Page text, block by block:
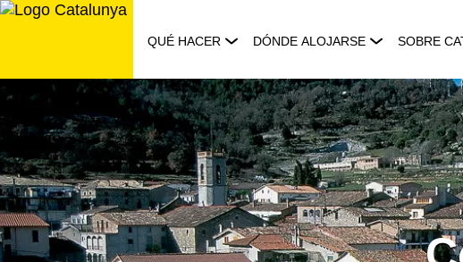
Saltar
QUÉ HACER DÓNDE ALOJARSE SOBRE